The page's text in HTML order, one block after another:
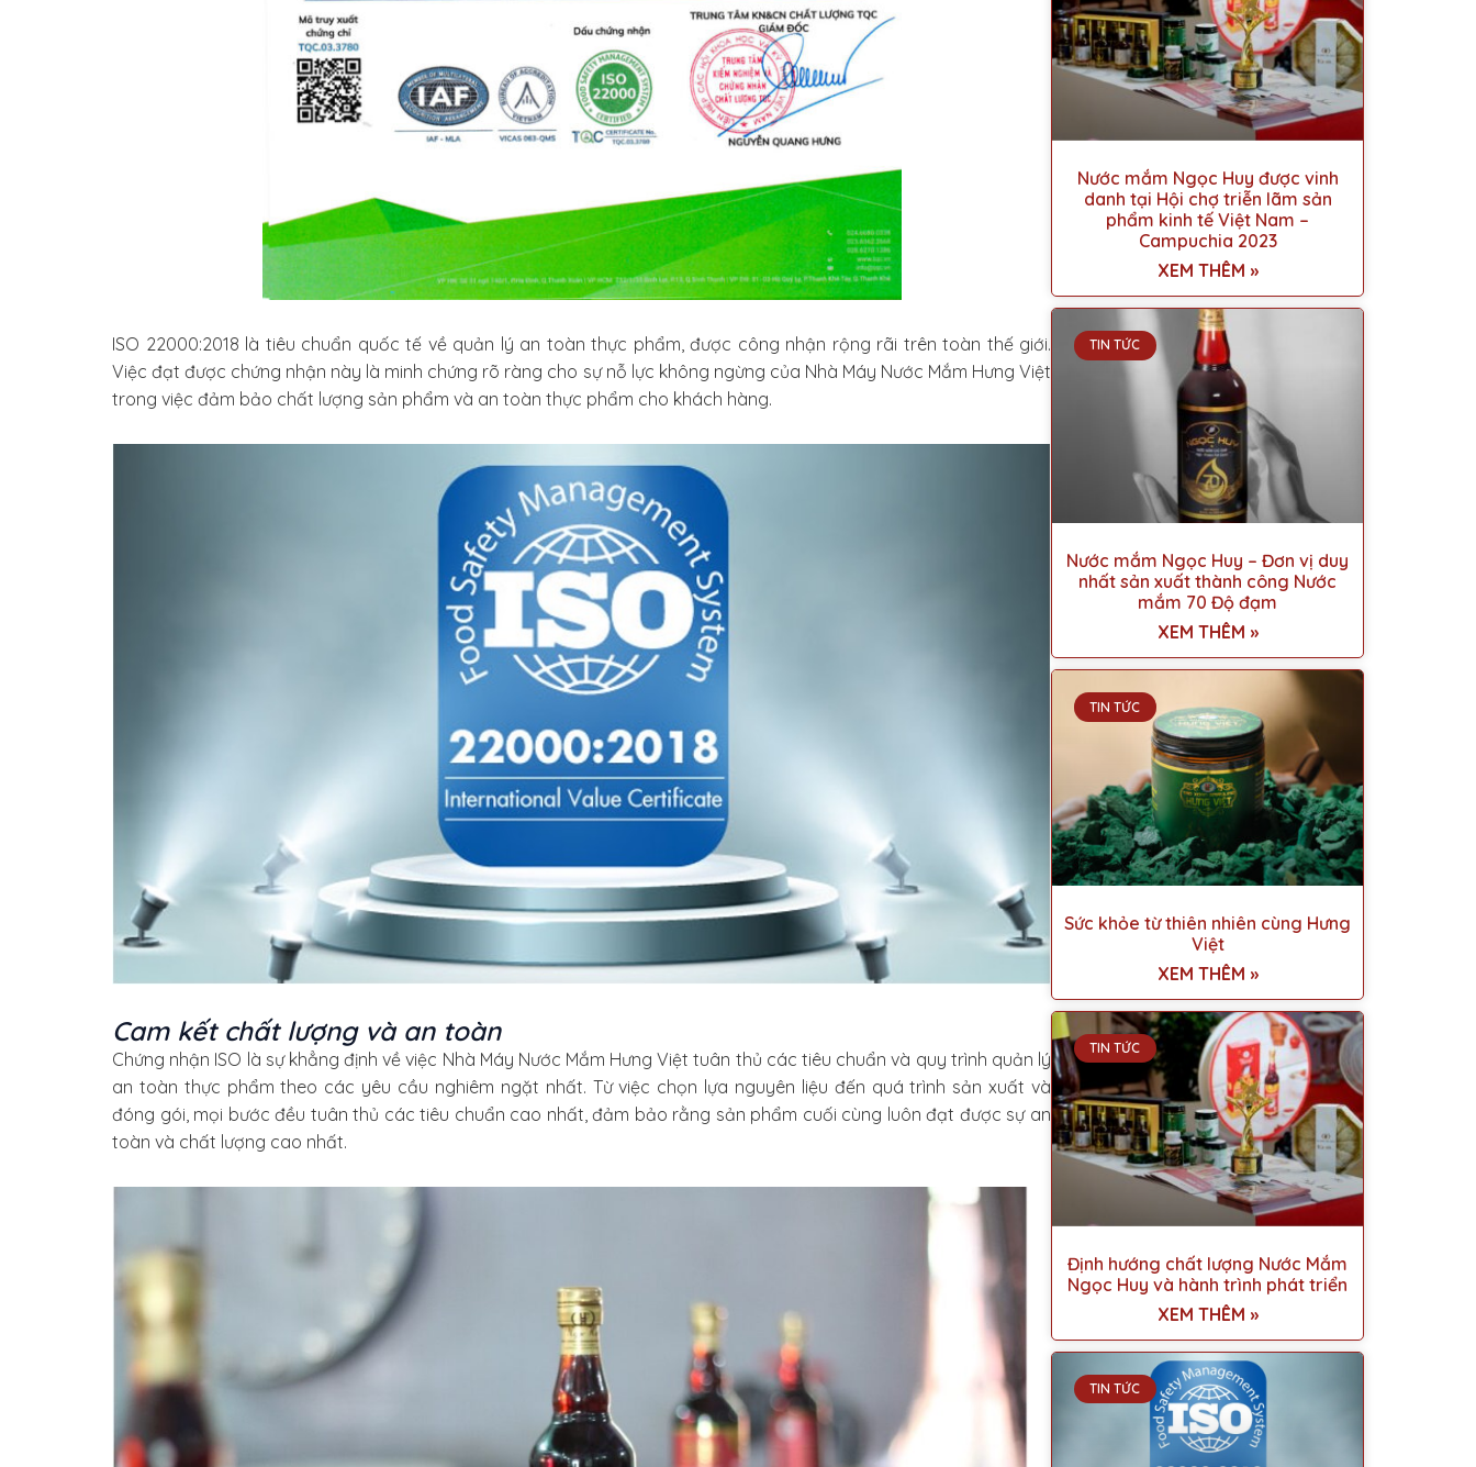
ISO 22000:2018 là tiêu chuẩn quốc tế về quản lý an toàn thực phẩm, được công nhận rộng rãi trên toàn thế giới.
Việc đạt được chứng nhận này là minh chứng rõ ràng cho sự nỗ lực không ngừng của Nhà Máy Nước Mắm Hưng Việt
trong việc đảm bảo chất lượng sản phẩm và an toàn thực phẩm cho khách hàng.
Cam kết chất lượng và an toàn
Chứng nhận ISO là sự khẳng định về việc Nhà Máy Nước Mắm Hưng Việt tuân thủ các tiêu chuẩn và quy trình quản lý
an toàn thực phẩm theo các yêu cầu nghiêm ngặt nhất. Từ việc chọn lựa nguyên liệu đến quá trình sản xuất và
đóng gói, mọi bước đều tuân thủ các tiêu chuẩn cao nhất, đảm bảo rằng sản phẩm cuối cùng luôn đạt được sự an
toàn và chất lượng cao nhất.
Nước mắm Ngọc Huy được vinh
danh tại Hội chợ triễn lãm sản
phẩm kinh tế Việt Nam –
Campuchia 2023
XEM THÊM »
TIN TỨC
Nước mắm Ngọc Huy – Đơn vị duy
nhất sản xuất thành công Nước
mắm 70 Độ đạm
XEM THÊM »
TIN TỨC
Sức khỏe từ thiên nhiên cùng Hưng
Việt
XEM THÊM »
TIN TỨC
Định hướng chất lượng Nước Mắm
Ngọc Huy và hành trình phát triển
XEM THÊM »
TIN TỨC